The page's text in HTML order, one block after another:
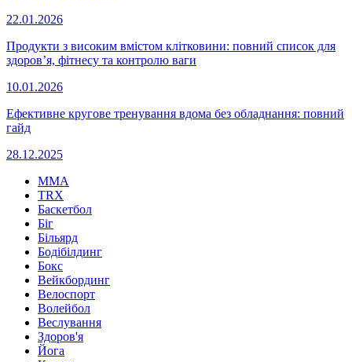
22.01.2026
Продукти з високим вмістом клітковини: повний список для
здоров’я, фітнесу та контролю ваги
10.01.2026
Ефективне кругове тренування вдома без обладнання: повний
гайд
28.12.2025
MMA
TRX
Баскетбол
Біг
Більярд
Бодібілдинг
Бокс
Вейкбординг
Велоспорт
Волейбол
Веслування
Здоров'я
Йога